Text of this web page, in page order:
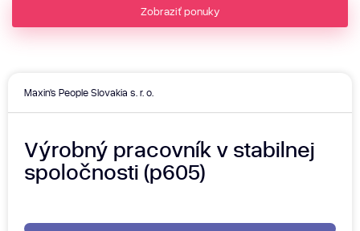
Zobraziť ponuky
Maxin's People Slovakia s. r. o.
Výrobný pracovník v stabilnej
spoločnosti (p605)